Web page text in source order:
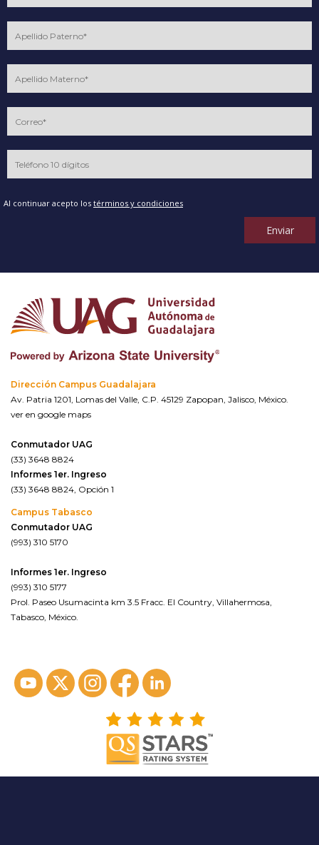
Al continuar acepto los términos y condiciones
Enviar
Dirección Campus Guadalajara
Av. Patria 1201, Lomas del Valle, C.P. 45129 Zapopan, Jalisco, México.
ver en google maps
Conmutador UAG
(33) 3648 8824
Informes 1er. Ingreso
(33) 3648 8824, Opción 1
Campus Tabasco
Conmutador UAG
(993) 310 5170
Informes 1er. Ingreso
(993) 310 5177
Prol. Paseo Usumacinta km 3.5 Fracc. El Country, Villahermosa,
Tabasco, México.